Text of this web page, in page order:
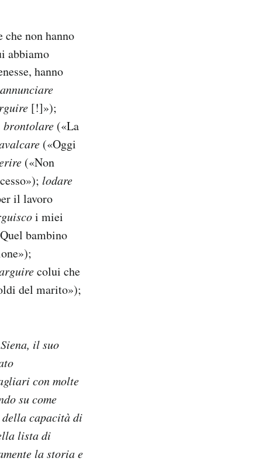
non hanno
abbiamo
hanno
annunciare
[!]»);
brontolare («La
(«Oggi
(«Non
lodare
il lavoro
i miei
bambino
colui che
del marito»);
il suo
con molte
su come
della capacità di
lista di
la storia e